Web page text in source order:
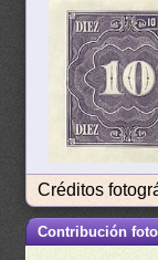
Créditos
Contribución